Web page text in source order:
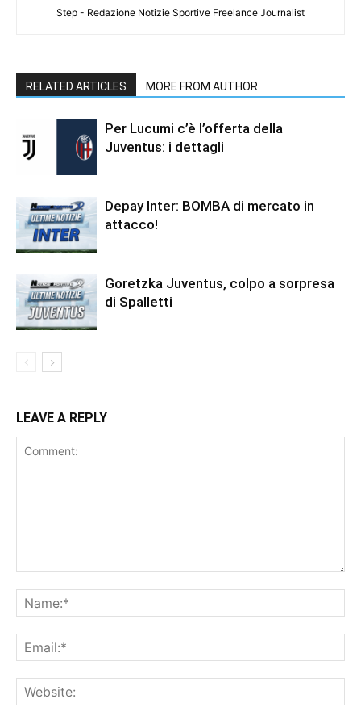
Step - Redazione Notizie Sportive Freelance Journalist
RELATED ARTICLES MORE FROM AUTHOR
Per Lucumi c’è l’offerta della
Juventus: i dettagli
Depay Inter: BOMBA di mercato in
attacco!
Goretzka Juventus, colpo a sorpresa
di Spalletti
LEAVE A REPLY